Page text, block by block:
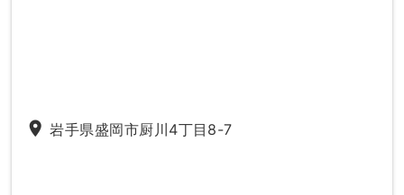
place 岩手県盛岡市厨川4丁目8-7